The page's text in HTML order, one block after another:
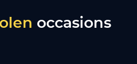
occasions